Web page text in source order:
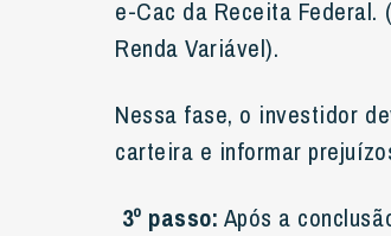
e-Cac da Receita Federal.
Renda Variável).
Nessa fase, o investidor
carteira e informar
3º passo: Após a